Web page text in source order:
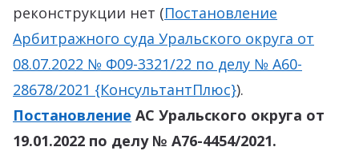
реконструкции нет (Постановление
Арбитражного суда Уральского округа от
08.07.2022 № Ф09-3321/22 по делу № А60-
28678/2021 {КонсультантПлюс}).
Постановление АС Уральского округа от
19.01.2022 по делу № А76-4454/2021.